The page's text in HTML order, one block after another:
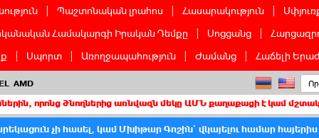
Պաշտոնական լրահոս Հասարակություն
Համակարգի Իրական Դեմքը Սոցցանց
Սպորտ Առողջապահություն Ժամանց Հաճելի
AMD
ծնողներից առնվազն մեկը ԱՄՆ քաղաքացի է կամ մշտական բնակիչ
չի հասել, կամ Մխիթար Գոշին` վկայելու համար